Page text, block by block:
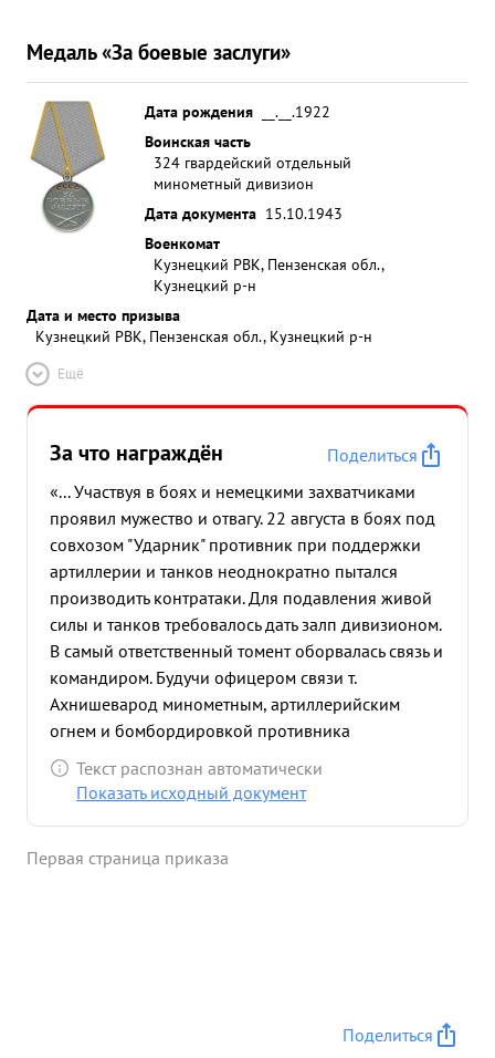
Медаль «За боевые заслуги»
Дата рождения
__.__.1922
Воинская часть
324 гвардейский отдельный
минометный дивизион
Дата документа 15.10.1943
Военкомат
Кузнецкий РВК, Пензенская обл.,
Кузнецкий р-н
Дата и место призыва
Кузнецкий РВК, Пензенская обл., Кузнецкий р-н
Ещё
За что награждён
Поделиться
«... Участвуя в боях и немецкими захватчиками
проявил мужество и отвагу. 22 августа в боях под
совхозом "Ударник" противник при поддержки
артиллерии и танков неоднократно пытался
производить контратаки. Для подавления живой
силы и танков требовалось дать залп дивизионом.
В самый ответственный томент оборвалась связь и
командиром. Будучи офицером связи т.
Ахнишеварод минометным, артиллерийским
огнем и бомбордировкой противника
доставлены сведения после чего было
произведено несколько залпов и уничтожен до
правительственной награды ордена Красная
Текст распознан автоматически
Показать исходный документ
Первая страница приказа
Поделиться